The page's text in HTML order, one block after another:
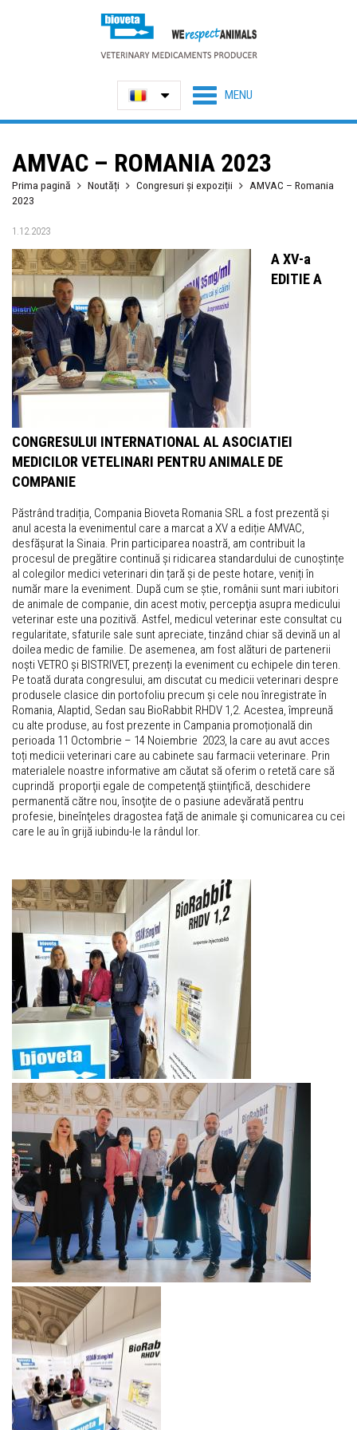
AMVAC – ROMANIA 2023
Prima pagină Noutăți Congresuri și expoziții
AMVAC – Romania
2023
1.12.2023
A XV-a
EDITIE A
CONGRESULUI INTERNATIONAL AL ASOCIATIEI
MEDICILOR VETELINARI PENTRU ANIMALE DE
COMPANIE
Păstrând tradiția, Compania Bioveta Romania SRL a fost prezentă și
anul acesta la evenimentul care a marcat a XV a ediție AMVAC,
desfășurat la Sinaia. Prin participarea noastră, am contribuit la
procesul de pregătire continuă și ridicarea standardului de cunoștințe
al colegilor medici veterinari din țară și de peste hotare, veniți în
număr mare la eveniment. După cum se știe, românii sunt mari iubitori
de animale de companie, din acest motiv, percepţia asupra medicului
veterinar este una pozitivă. Astfel, medicul veterinar este consultat cu
regularitate, sfaturile sale sunt apreciate, tinzând chiar să devină un al
doilea medic de familie. De asemenea, am fost alături de partenerii
noști VETRO și BISTRIVET, prezenți la eveniment cu echipele din teren.
Pe toată durata congresului, am discutat cu medicii veterinari despre
produsele clasice din portofoliu precum și cele nou înregistrate în
Romania, Alaptid, Sedan sau BioRabbit RHDV 1,2. Acestea, împreună
cu alte produse, au fost prezente in Campania promoțională din
perioada 11 Octombrie – 14 Noiembrie 2023, la care au avut acces
toți medicii veterinari care au cabinete sau farmacii veterinare. Prin
materialele noastre informative am căutat să oferim o retetă care să
cuprindă proporţii egale de competenţă ştiinţifică, deschidere
permanentă către nou, însoţite de o pasiune adevărată pentru
profesie, bineînţeles dragostea faţă de animale şi comunicarea cu cei
care le au în grijă iubindu-le la rândul lor.